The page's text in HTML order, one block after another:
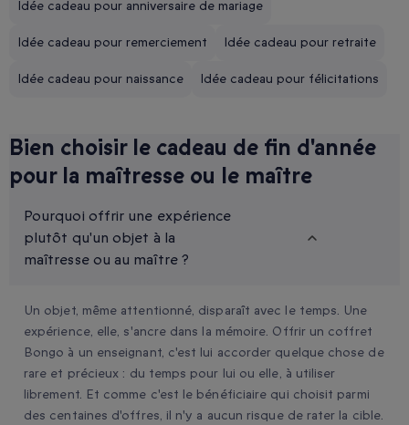
Idée cadeau pour anniversaire de mariage
Idée cadeau pour remerciement Idée cadeau pour retraite
Idée cadeau pour naissance Idée cadeau pour félicitations
Bien choisir le cadeau de fin d'année
pour la maîtresse ou le maître
Pourquoi offrir une expérience
plutôt qu'un objet à la
maîtresse ou au maître ?
Un objet, même attentionné, disparaît avec le temps. Une
expérience, elle, s'ancre dans la mémoire. Offrir un coffret
Bongo à un enseignant, c'est lui accorder quelque chose de
rare et précieux : du temps pour lui ou elle, à utiliser
librement. Et comme c'est le bénéficiaire qui choisit parmi
des centaines d'offres, il n'y a aucun risque de rater la cible.